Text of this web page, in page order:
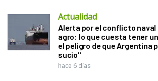
Actualidad
Alerta por el conflicto naval
agro: lo que cuesta tener
el peligro de que Argentina
sucio"
hace 6 días